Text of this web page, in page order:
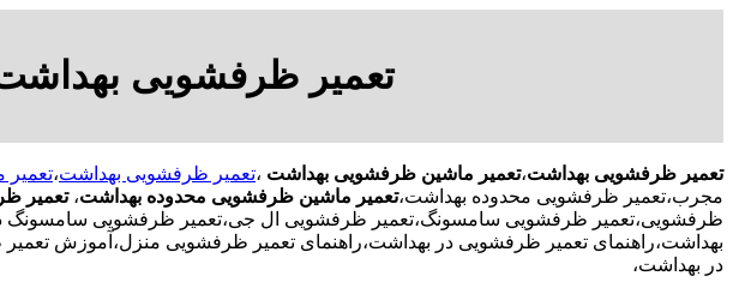
تعمیر ظرفشویی
تعمیر ظرفشویی بهداشت،تعمیر ماشین ظرفشویی بهداشت ،تعمیر ظرفشویی بهداشت،
مجرب،تعمیر ظرفشویی محدوده بهداشت،تعمیر ماشین ظرفشویی محدوده بهداشت، تعمیر
ظرفشویی،تعمیر ظرفشویی سامسونگ،تعمیر ظرفشویی ال جی،تعمیر ظرفشویی سامسونگ
بهداشت،راهنمای تعمیر ظرفشویی در بهداشت،راهنمای تعمیر ظرفشویی منزل،آموزش
در بهداشت،